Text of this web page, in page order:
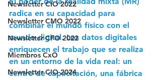
Newsletter CIO 2022
Newsletter CMO 2022
Newsletter CFO 2022
Miembros CxO
Newsletter CIO 2024
radica en su capacidad para
combinar el mundo físico con el
mundo digital. Los datos digitales
enriquecen el trabajo que se realiza
en un entorno de la vida real: un
centro de capacitación, una fábrica